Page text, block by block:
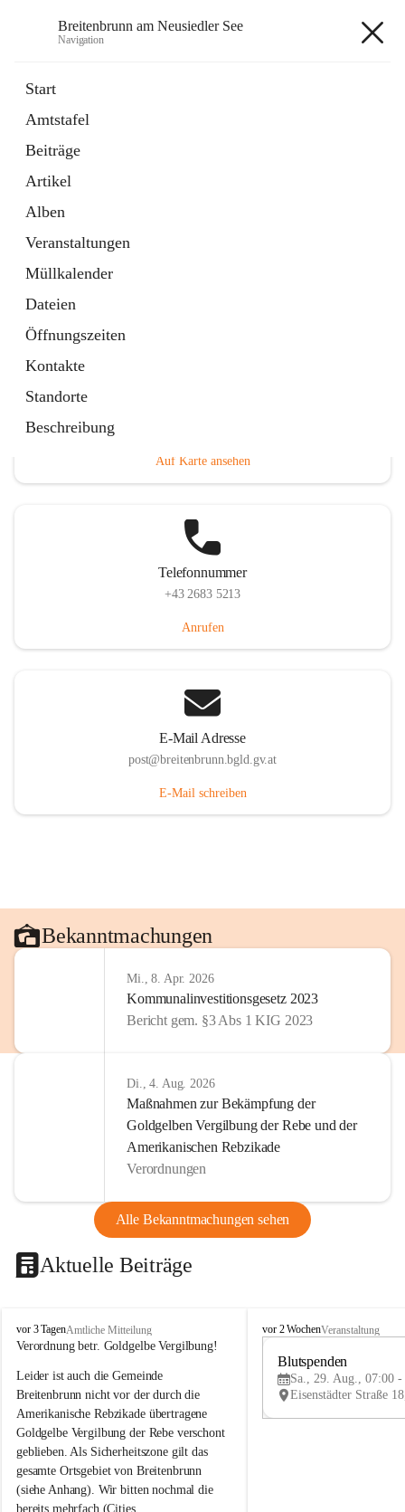
Breitenbrunn am Neusiedler See
Navigation
Start
Amtstafel
Beiträge
Artikel
Alben
Veranstaltungen
Müllkalender
Dateien
Öffnungszeiten
Kontakte
Standorte
Beschreibung
18 Schnellzugriffe
Gemeindeservice
Auf Karte ansehen
Telefonnummer
+43 2683 5213
Anrufen
E-Mail Adresse
post@breitenbrunn.bgld.gv.at
E-Mail schreiben
Bekanntmachungen
Mi., 8. Apr. 2026
Kommunalinvestitionsgesetz 2023
Bericht gem. §3 Abs 1 KIG 2023
Di., 4. Aug. 2026
Maßnahmen zur Bekämpfung der
Goldgelben Vergilbung der Rebe und der
Amerikanischen Rebzikade
Verordnungen
Alle Bekanntmachungen sehen
Aktuelle Beiträge
B
r
i
t
e
n
b
r
u
n
vor 3 TagenAmtliche Mitteilung
Verordnung betr. Goldgelbe Vergilbung!
Leider ist auch die Gemeinde
Breitenbrunn nicht vor der durch die
Amerikanische Rebzikade übertragene
Goldgelbe Vergilbung der Rebe verschont
geblieben. Als Sicherheitszone gilt das
gesamte Ortsgebiet von Breitenbrunn
(siehe Anhang). Wir bitten nochmal die
bereits mehrfach (Cities,
B
e
vor 2 WochenVeranstaltung
Blutspenden
Sa., 29. Aug., 07:00 -